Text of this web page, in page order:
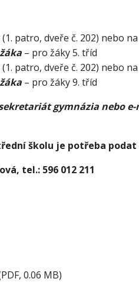
patro, dveře č. 202) nebo
– pro žáky 5. tříd
patro, dveře č. 202) nebo
– pro žáky 9. tříd
gymnázia nebo
školu je potřeba
tel.: 596 012 211
0.06 MB)